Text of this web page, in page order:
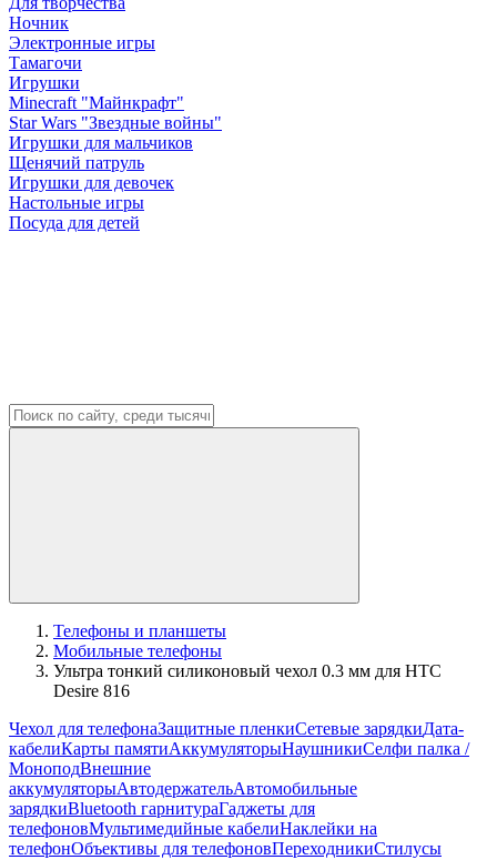
Ночник
Электронные игры
Тамагочи
Игрушки
Minecraft "Майнкрафт"
Star Wars "Звездные войны"
Игрушки для мальчиков
Щенячий патруль
Игрушки для девочек
Настольные игры
Посуда для детей
Телефоны и планшеты
Мобильные телефоны
Ультра тонкий силиконовый чехол 0.3 мм для HTC
Desire 816
Чехол для телефонаЗащитные пленкиСетевые зарядкиДата-
кабелиКарты памятиАккумуляторыНаушникиСелфи палка /
МоноподВнешние
аккумуляторыАвтодержательАвтомобильные
зарядкиBluetooth гарнитураГаджеты для
телефоновМультимедийные кабелиНаклейки на
телефонОбъективы для телефоновПереходникиСтилусы